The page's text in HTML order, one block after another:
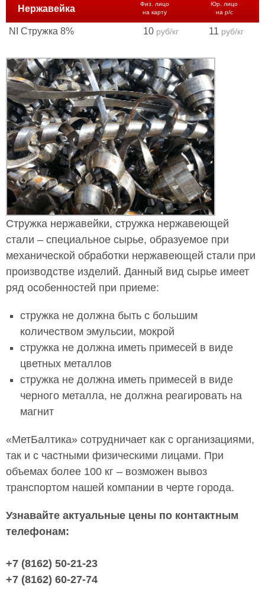
Нержавейка
Физ. лицо
на карту
Юр. лицо
на р/с
NІ Стружка 8% 10 руб/кг 11 руб/кг
Стружка нержавейки, стружка нержавеющей
стали – специальное сырье, образуемое при
механической обработки нержавеющей стали при
производстве изделий. Данный вид сырье имеет
ряд особенностей при приеме:
стружка не должна быть с большим
количеством эмульсии, мокрой
стружка не должна иметь примесей в виде
цветных металлов
стружка не должна иметь примесей в виде
черного металла, не должна реагировать на
магнит
«МетБалтика» сотрудничает как с организациями,
так и с частными физическими лицами. При
объемах более 100 кг – возможен вывоз
транспортом нашей компании в черте города.
Узнавайте актуальные цены по контактным
телефонам:
+7 (8162) 50-21-23
+7 (8162) 60-27-74